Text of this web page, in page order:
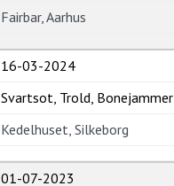
Fairbar, Aarhus
16-03-2024
Svartsot, Trold, Bonejammer
Kedelhuset, Silkeborg
01-07-2023